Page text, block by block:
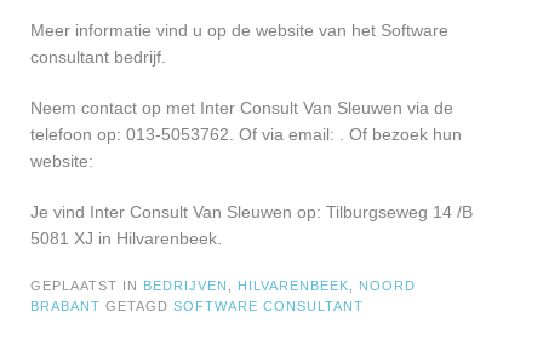
Meer informatie vind u op de website van het Software
consultant bedrijf.
Neem contact op met Inter Consult Van Sleuwen via de
telefoon op: 013-5053762. Of via email:
. Of bezoek hun
website:
Je vind Inter Consult Van Sleuwen op: Tilburgseweg 14 /B
5081 XJ in Hilvarenbeek.
GEPLAATST IN BEDRIJVEN HILVARENBEEK
NOORD
BRABANT GETAGD SOFTWARE CONSULTANT